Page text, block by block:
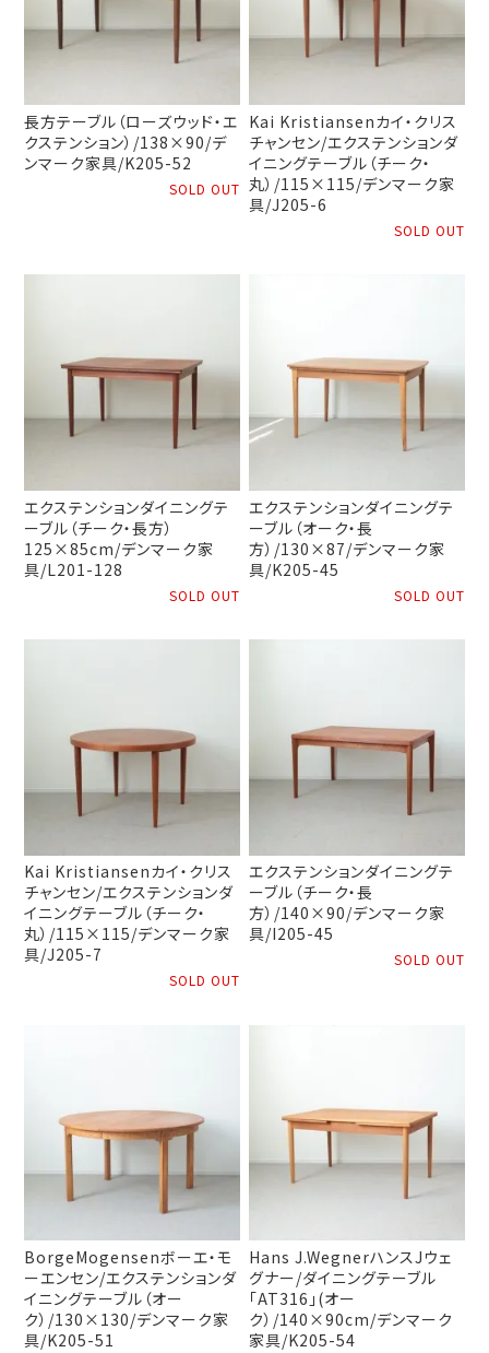
長方テーブル（ローズウッド・エ
クステンション）/138×90/デ
ンマーク家具/K205-52
SOLD OUT
Kai Kristiansenカイ・クリス
チャンセン/エクステンションダ
イニングテーブル（チーク・
丸）/115×115/デンマーク家
具/J205-6
SOLD OUT
エクステンションダイニングテ
ーブル（チーク・長方）
125×85cm/デンマーク家
具/L201-128
SOLD OUT
エクステンションダイニングテ
ーブル（オーク・長
方）/130×87/デンマーク家
具/K205-45
SOLD OUT
Kai Kristiansenカイ・クリス
チャンセン/エクステンションダ
イニングテーブル（チーク・
丸）/115×115/デンマーク家
具/J205-7
SOLD OUT
エクステンションダイニングテ
ーブル（チーク・長
方）/140×90/デンマーク家
具/I205-45
SOLD OUT
BorgeMogensenボーエ・モ
ーエンセン/エクステンションダ
イニングテーブル（オー
ク）/130×130/デンマーク家
具/K205-51
Hans J.WegnerハンスJウェ
グナー/ダイニングテーブル
「AT316」(オー
ク）/140×90cm/デンマーク
家具/K205-54